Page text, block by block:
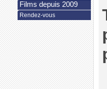
Films depuis 2009
Rendez-vous